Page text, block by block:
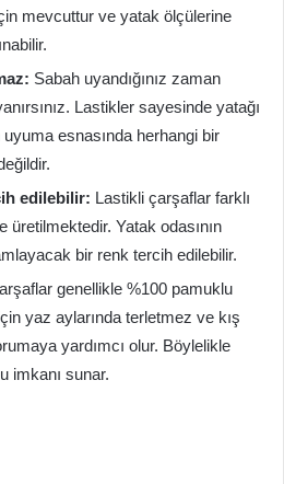
mevcuttur ve yatak ölçülerine
Sabah uyandığınız zaman
Lastikler sayesinde yatağı
uyuma esnasında herhangi bir
edilebilir: Lastikli çarşaflar farklı
üretilmektedir. Yatak odasının
bir renk tercih edilebilir.
genellikle %100 pamuklu
yaz aylarında terletmez ve kış
yardımcı olur. Böylelikle
imkanı sunar.